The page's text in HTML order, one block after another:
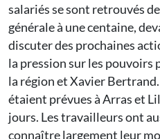
salariés se sont retrouvés
générale à une centaine,
discuter des prochaines
la pression sur les
la région et Xavier
étaient prévues à Arras et
jours. Les travailleurs ont
connaître largement leur